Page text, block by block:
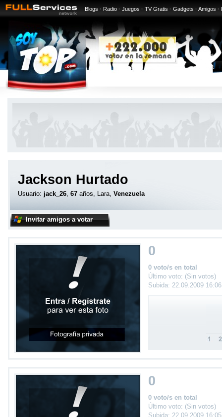
Blogs · Radio · Juegos · TV Gratis · Gadgets · Amigos ·
Jackson Hurtado
Usuario: jack_26, 67 años, Lara, Venezuela
Invitar amigos a votar
0
0 voto/s en total
Último voto: (Sin votos)
Subida: 22.09.2009
0
0 voto/s en total
Último voto: (Sin votos)
Subida: 22.09.2009